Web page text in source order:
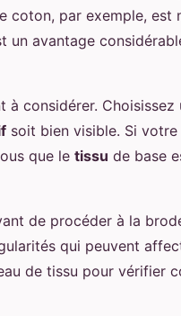
coton, par exemple, est
avantage
à considérer.
soit bien visible. Si votre
que le tissu de base
de procéder à la
qui peuvent
de tissu pour vérifier